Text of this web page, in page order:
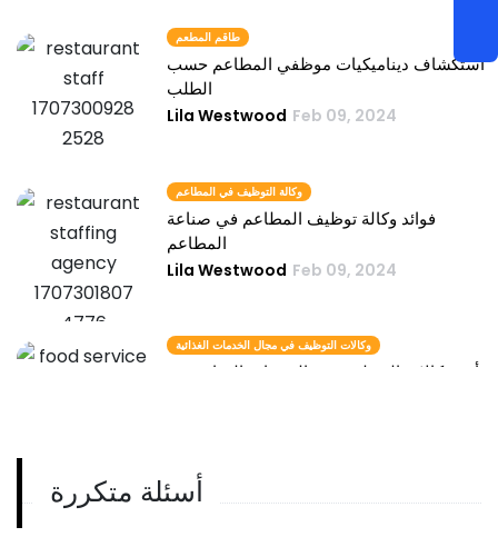
طاقم المطعم
استكشاف ديناميكيات موظفي المطاعم حسب
الطلب
Lila Westwood Feb 09, 2024
وكالة التوظيف في المطاعم
فوائد وكالة توظيف المطاعم في صناعة
المطاعم
Lila Westwood Feb 09, 2024
وكالات التوظيف في مجال الخدمات الغذائية
تأثير وكالات التوظيف في الخدمات الغذائية في
وكالة الضيافة المؤقتةأسئلة متكررة